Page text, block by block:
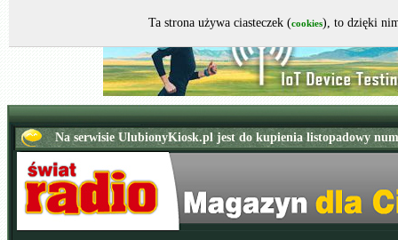
Ta strona używa ciasteczek (cookies), to dzięki